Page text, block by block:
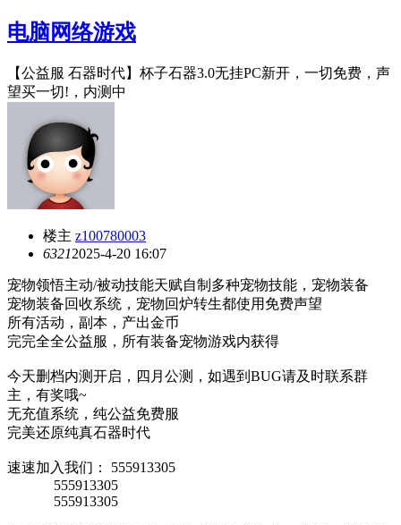
电脑网络游戏
【公益服 石器时代】杯子石器3.0无挂PC新开，一切免费，声
望买一切!，内测中
楼主 z100780003
63212025-4-20 16:07
宠物领悟主动/被动技能天赋自制多种宠物技能，宠物装备
宠物装备回收系统，宠物回炉转生都使用免费声望
所有活动，副本，产出金币
完完全全公益服，所有装备宠物游戏内获得
今天删档内测开启，四月公测，如遇到BUG请及时联系群
主，有奖哦~
无充值系统，纯公益免费服
完美还原纯真石器时代
速速加入我们： 555913305
555913305
555913305